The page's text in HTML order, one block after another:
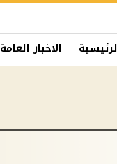
الاخبار العامة